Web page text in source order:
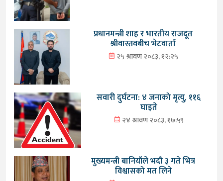
प्रधानमन्त्री शाह र भारतीय राजदूत
श्रीवास्तवबीच भेटवार्ता
२५ श्रावण २०८३, १२:२५
सवारी दुर्घटना: ४ जनाको मृत्यु, ११६
घाइते
२४ श्रावण २०८३, १७:५९
मुख्यमन्त्री बानियाँले भदौ ३ गते भित्र
विश्वासको मत लिने